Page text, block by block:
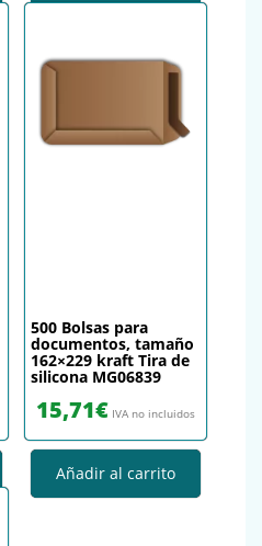
500 Bolsas para
documentos, tamaño
162×229 kraft Tira de
silicona MG06839
15,71€ IVA no incluidos
Añadir al carrito